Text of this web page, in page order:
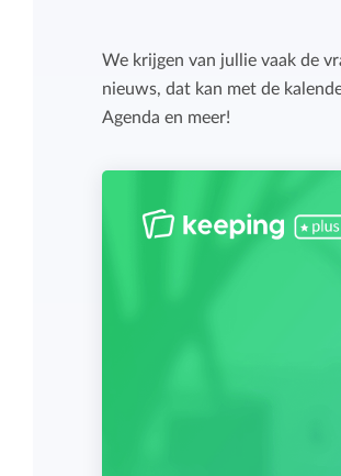
uitgebreide
die bij jou en je
Projecten, labels en
Deel Keeping precies
Rapportage
We krijgen van jullie vaak de
nieuws, dat kan met de
Agenda en meer!